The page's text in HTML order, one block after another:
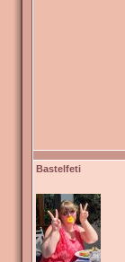
Bastelfeti